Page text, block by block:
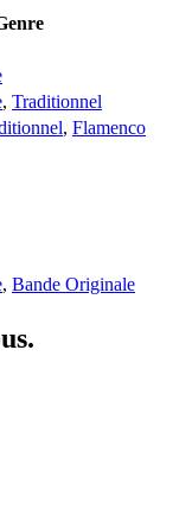
, Traditionnel
, Flamenco
, Bande Originale